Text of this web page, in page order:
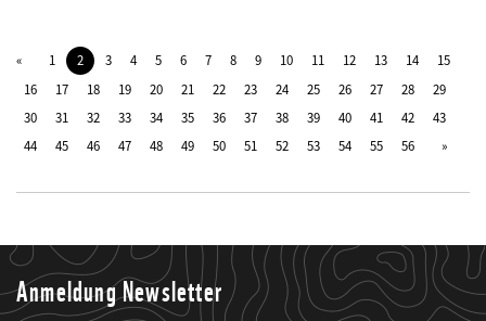
1 2 3 4 5 6 7 8 9 10 11 12 13 14
15
16
17 18 19 20 21 22 23 24 25 26 27 28
29
30
31 32 33 34 35 36 37 38 39 40 41 42
43
44
45 46 47 48 49 50 51 52 53 54 55 56
Anmeldung Newsletter